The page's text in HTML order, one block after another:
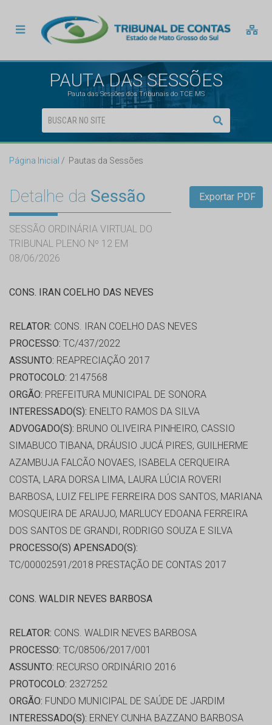
PAUTA DAS SESSÕES
Pauta das Sessões dos Tribunais do TCE MS
Página Inicial Pautas da Sessões
Detalhe da Sessão
SESSÃO ORDINÁRIA VIRTUAL DO
TRIBUNAL PLENO Nº 12 EM
08/06/2026
Exportar PDF
CONS. IRAN COELHO DAS NEVES
RELATOR: CONS. IRAN COELHO DAS NEVES
PROCESSO: TC/437/2022
ASSUNTO: REAPRECIAÇÃO 2017
PROTOCOLO: 2147568
ORGÃO: PREFEITURA MUNICIPAL DE SONORA
INTERESSADO(S): ENELTO RAMOS DA SILVA
ADVOGADO(S): BRUNO OLIVEIRA PINHEIRO, CASSIO
SIMABUCO TIBANA, DRÁUSIO JUCÁ PIRES, GUILHERME
AZAMBUJA FALCÃO NOVAES, ISABELA CERQUEIRA
COSTA, LARA DORSA LIMA, LAURA LÚCIA ROVERI
BARBOSA, LUIZ FELIPE FERREIRA DOS SANTOS, MARIANA
MOSQUEIRA DE ARAUJO, MARLUCY EDOANA FERREIRA
DOS SANTOS DE GRANDI, RODRIGO SOUZA E SILVA
PROCESSO(S) APENSADO(S):
TC/00002591/2018 PRESTAÇÃO DE CONTAS 2017
CONS. WALDIR NEVES BARBOSA
RELATOR: CONS. WALDIR NEVES BARBOSA
PROCESSO: TC/08506/2017/001
ASSUNTO: RECURSO ORDINÁRIO 2016
PROTOCOLO: 2327252
ORGÃO: FUNDO MUNICIPAL DE SAÚDE DE JARDIM
INTERESSADO(S): ERNEY CUNHA BAZZANO BARBOSA